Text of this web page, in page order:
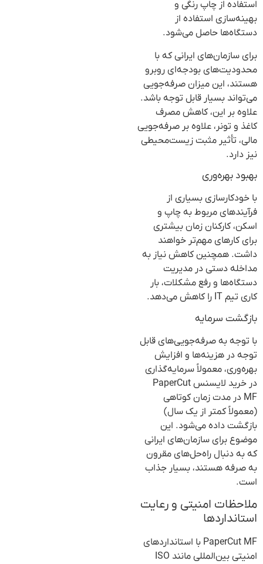
استفاده از چاپ رنگی و
بهینه‌سازی استفاده از
دستگاه‌ها حاصل می‌شود.
برای سازمان‌های ایرانی که با
محدودیت‌های بودجه‌ای روبرو
هستند، این میزان صرفه‌جویی
می‌تواند بسیار قابل توجه باشد.
علاوه بر این، کاهش مصرف
کاغذ و تونر، علاوه بر صرفه‌جویی
مالی، تأثیر مثبت زیست‌محیطی
نیز دارد.
بهبود بهره‌وری
با خودکارسازی بسیاری از
فرآیندهای مربوط به چاپ و
اسکن، کارکنان زمان بیشتری
برای کارهای مهم‌تر خواهند
داشت. همچنین کاهش نیاز به
مداخله دستی در مدیریت
دستگاه‌ها و رفع مشکلات، بار
کاری تیم IT را کاهش می‌دهد.
بازگشت سرمایه
با توجه به صرفه‌جویی‌های قابل
توجه در هزینه‌ها و افزایش
بهره‌وری، معمولاً سرمایه‌گذاری
در خرید لایسنس PaperCut
MF در مدت زمان کوتاهی
(معمولاً کمتر از یک سال)
بازگشت داده می‌شود. این
موضوع برای سازمان‌های ایرانی
که به دنبال راه‌حل‌های مقرون
به صرفه هستند، بسیار جذاب
است.
ملاحظات امنیتی و رعایت
استانداردها
PaperCut MF با استانداردهای
امنیتی بین‌المللی مانند ISO